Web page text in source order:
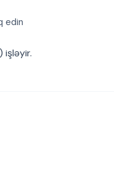
edin
işləyir.